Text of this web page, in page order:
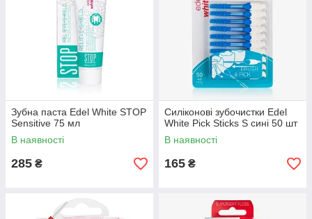
Зубна паста Edel White STOP
Sensitive 75 мл
В наявності
285 ₴
Силіконові зубочистки Edel
White Pick Sticks S сині 50 шт
В наявності
165 ₴